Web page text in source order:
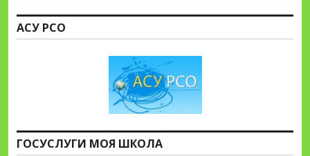
АСУ РСО
ГОСУСЛУГИ МОЯ ШКОЛА